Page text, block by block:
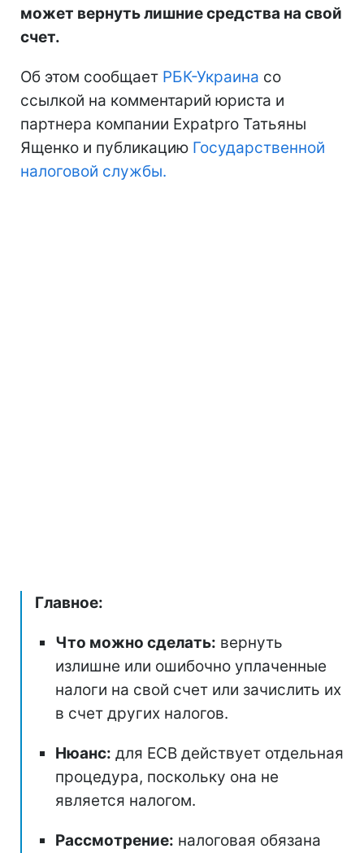
может вернуть лишние средства на свой
счет.
Об этом сообщает РБК-Украина со
ссылкой на комментарий юриста и
партнера компании Expatpro Татьяны
Ященко и публикацию Государственной
налоговой службы.
Главное:
Что можно сделать: вернуть
излишне или ошибочно уплаченные
налоги на свой счет или зачислить их
в счет других налогов.
Нюанс: для ЕСВ действует отдельная
процедура, поскольку она не
является налогом.
Рассмотрение: налоговая обязана